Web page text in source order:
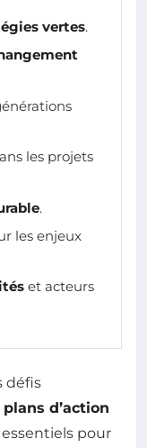
vertes.
les projets
.
les enjeux
et acteurs
défis
plans d’action
pour